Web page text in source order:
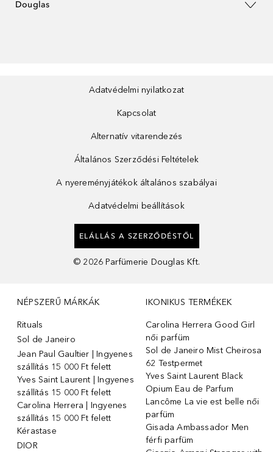
Douglas
Adatvédelmi nyilatkozat
Kapcsolat
Alternatív vitarendezés
Általános Szerződési Feltételek
A nyereményjátékok általános szabályai
Adatvédelmi beállítások
ELÁLLÁS A SZERZŐDÉSTŐL
© 2026 Parfümerie Douglas Kft.
NÉPSZERŰ MÁRKÁK
Rituals
Sol de Janeiro
Jean Paul Gaultier | Ingyenes
szállítás 15 000 Ft felett
Yves Saint Laurent | Ingyenes
szállítás 15 000 Ft felett
Carolina Herrera | Ingyenes
szállítás 15 000 Ft felett
Kérastase
DIOR
IKONIKUS TERMÉKEK
Carolina Herrera Good Girl
női parfüm
Sol de Janeiro Mist Cheirosa
62 Testpermet
Yves Saint Laurent Black
Opium Eau de Parfum
Lancôme La vie est belle női
parfüm
Gisada Ambassador Men
férfi parfüm